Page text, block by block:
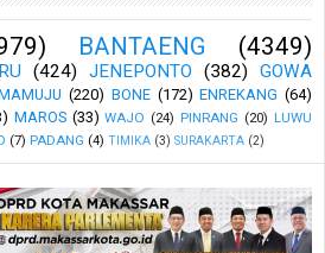
BANTAENG (4349)
(424) JENEPONTO (382)
GOWA
(220) BONE (172) ENREKANG (64)
MAROS (33) WAJO (24) PINRANG (20) LUWU
(7) PADANG (4) TIMIKA (3) SURAKARTA (2)